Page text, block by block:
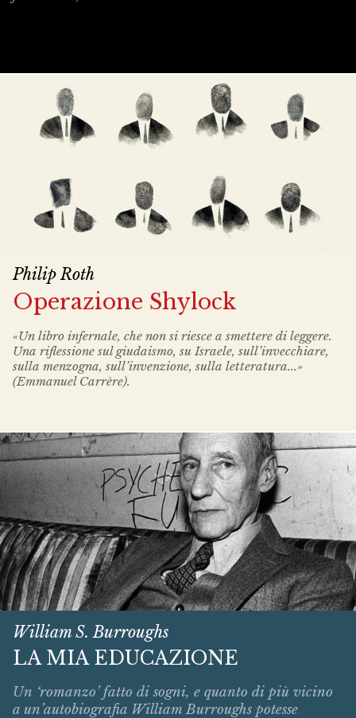
Philip Roth
Operazione Shylock
«Un libro infernale, che non si riesce a smettere di leggere.
Una riflessione sul giudaismo, su Israele, sull’invecchiare,
sulla menzogna, sull’invenzione, sulla letteratura...»
(Emmanuel Carrère).
William S. Burroughs
LA MIA EDUCAZIONE
Un ‘romanzo’ fatto di sogni, e quanto di più vicino
a un’autobiografia William Burroughs potesse